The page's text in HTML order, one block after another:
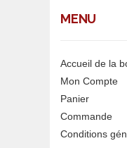
MENU
Accueil de la
Mon Compte
Panier
Commande
Conditions